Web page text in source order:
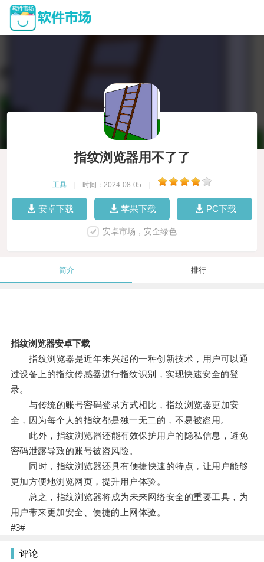
指纹浏览器用不了了
工具 时间：2024-08-05
安卓下载 苹果下载 PC下载
安卓市场，安全绿色
简介 排行
指纹浏览器安卓下载
指纹浏览器是近年来兴起的一种创新技术，用户可以通
过设备上的指纹传感器进行指纹识别，实现快速安全的登
录。
与传统的账号密码登录方式相比，指纹浏览器更加安
全，因为每个人的指纹都是独一无二的，不易被盗用。
此外，指纹浏览器还能有效保护用户的隐私信息，避免
密码泄露导致的账号被盗风险。
同时，指纹浏览器还具有便捷快速的特点，让用户能够
更加方便地浏览网页，提升用户体验。
总之，指纹浏览器将成为未来网络安全的重要工具，为
用户带来更加安全、便捷的上网体验。
#3#
评论